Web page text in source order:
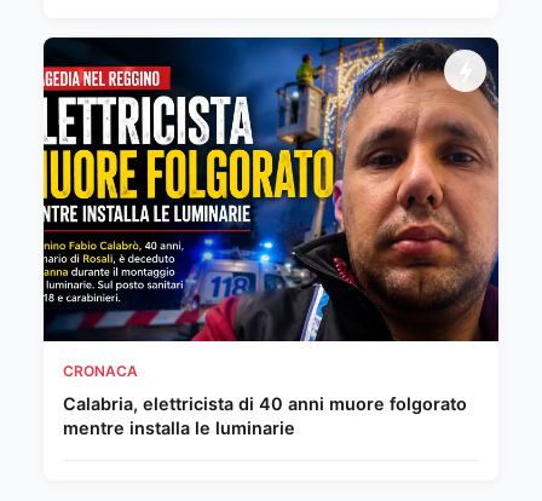
CRONACA
Calabria, elettricista di 40 anni muore folgorato
mentre installa le luminarie